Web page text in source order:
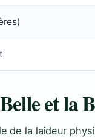
et la
de la laideur